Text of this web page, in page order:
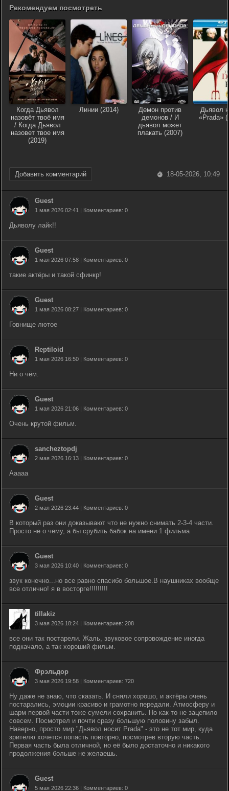
Рекомендуем посмотреть
Когда Дьявол
назовёт твоё имя
/ Когда Дьявол
назовет твое имя
(2019)
Линии (2014)
Демон против
демонов / И
дьявол может
плакать (2007)
Дьявол
«Prada»
Добавить комментарий 18-05-2026, 10:49
Guest
1 мая 2026 02:41 | Комментариев: 0
Дьяволу лайк!!
Guest
1 мая 2026 07:58 | Комментариев: 0
такие актёры и такой сфинкр!
Guest
1 мая 2026 08:27 | Комментариев: 0
Говнище лютое
Reptiloid
1 мая 2026 16:50 | Комментариев: 0
Ни о чём.
Guest
1 мая 2026 21:06 | Комментариев: 0
Очень крутой фильм.
sancheztopdj
2 мая 2026 16:13 | Комментариев: 0
Ааааа
Guest
2 мая 2026 23:44 | Комментариев: 0
В который раз они доказывают что не нужно снимать 2-3-4 части.
Просто не о чему, а бы срубить бабок на имени 1 фильма
Guest
3 мая 2026 10:40 | Комментариев: 0
звук конечно...но все равно спасибо большое.В наушниках вообще
все отлично! я в восторге!!!!!!!!!
tillakiz
3 мая 2026 18:24 | Комментариев: 208
все они так постарели. Жаль, звуковое сопровождение иногда
подкачало, а так хороший фильм.
Фрэльдор
3 мая 2026 19:58 | Комментариев: 720
Ну даже не знаю, что сказать. И сняли хорошо, и актёры очень
постарались, эмоции красиво и грамотно передали. Атмосферу и
шарм первой части тоже сумели сохранить. Но как-то не зацепило
совсем. Посмотрел и почти сразу большую половину забыл.
Наверно, просто мир "Дьявол носит Prada" - это не тот мир, куда
зрителю хочется попасть повторно, посмотрев вторую часть.
Первая часть была отличной, но её было достаточно и никакого
продолжения больше не желаешь.
Guest
5 мая 2026 22:36 | Комментариев: 0